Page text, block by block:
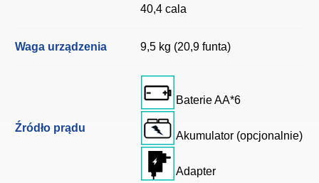
40,4 cala
Waga urządzenia 9,5 kg (20,9 funta)
Źródło prądu
Baterie AA*6
Akumulator (opcjonalnie)
Adapter